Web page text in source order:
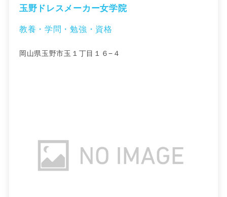
玉野ドレスメーカー女学院
教養・学問・勉強・資格
岡山県玉野市玉１丁目１６−４